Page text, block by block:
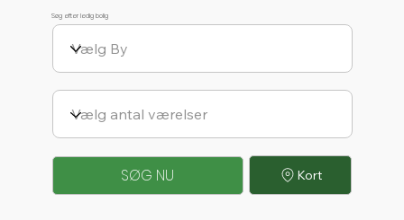
Søg efter ledig bolig
SØG NU